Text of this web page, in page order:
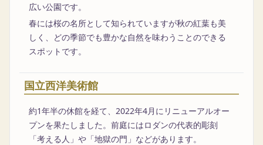
広い公園です。
春には桜の名所として知られていますが秋の紅葉も美
しく、どの季節でも豊かな自然を味わうことのできる
スポットです。
国立西洋美術館
約1年半の休館を経て、2022年4月にリニューアルオー
プンを果たしました。前庭にはロダンの代表的彫刻
「考える人」や「地獄の門」などがあります。